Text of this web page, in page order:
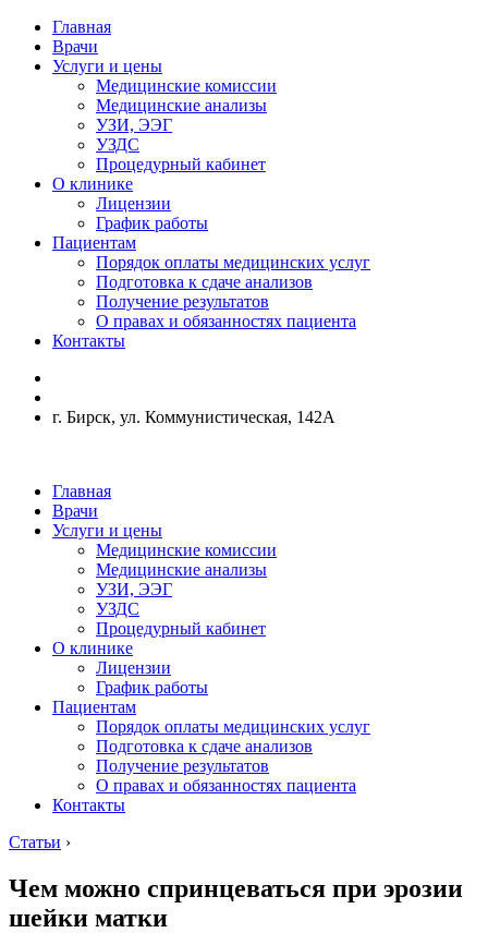
Главная
Врачи
Услуги и цены
Медицинские комиссии
Медицинские анализы
УЗИ, ЭЭГ
УЗДС
Процедурный кабинет
О клинике
Лицензии
График работы
Пациентам
Порядок оплаты медицинских услуг
Подготовка к сдаче анализов
Получение результатов
О правах и обязанностях пациента
Контакты
г. Бирск, ул. Коммунистическая, 142А
Главная
Врачи
Услуги и цены
Медицинские комиссии
Медицинские анализы
УЗИ, ЭЭГ
УЗДС
Процедурный кабинет
О клинике
Лицензии
График работы
Пациентам
Порядок оплаты медицинских услуг
Подготовка к сдаче анализов
Получение результатов
О правах и обязанностях пациента
Контакты
Статьи ›
Чем можно спринцеваться при эрозии
шейки матки